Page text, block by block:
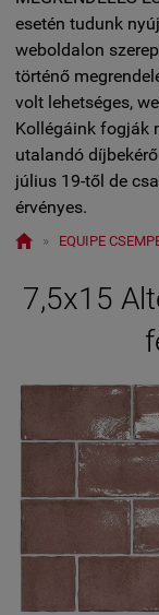
esetén tudunk
weboldalon
történő
volt lehetséges,
Kollégáink fogják
utalandó
július 19-től de
érvényes.
 » EQUIPE
7,5x15